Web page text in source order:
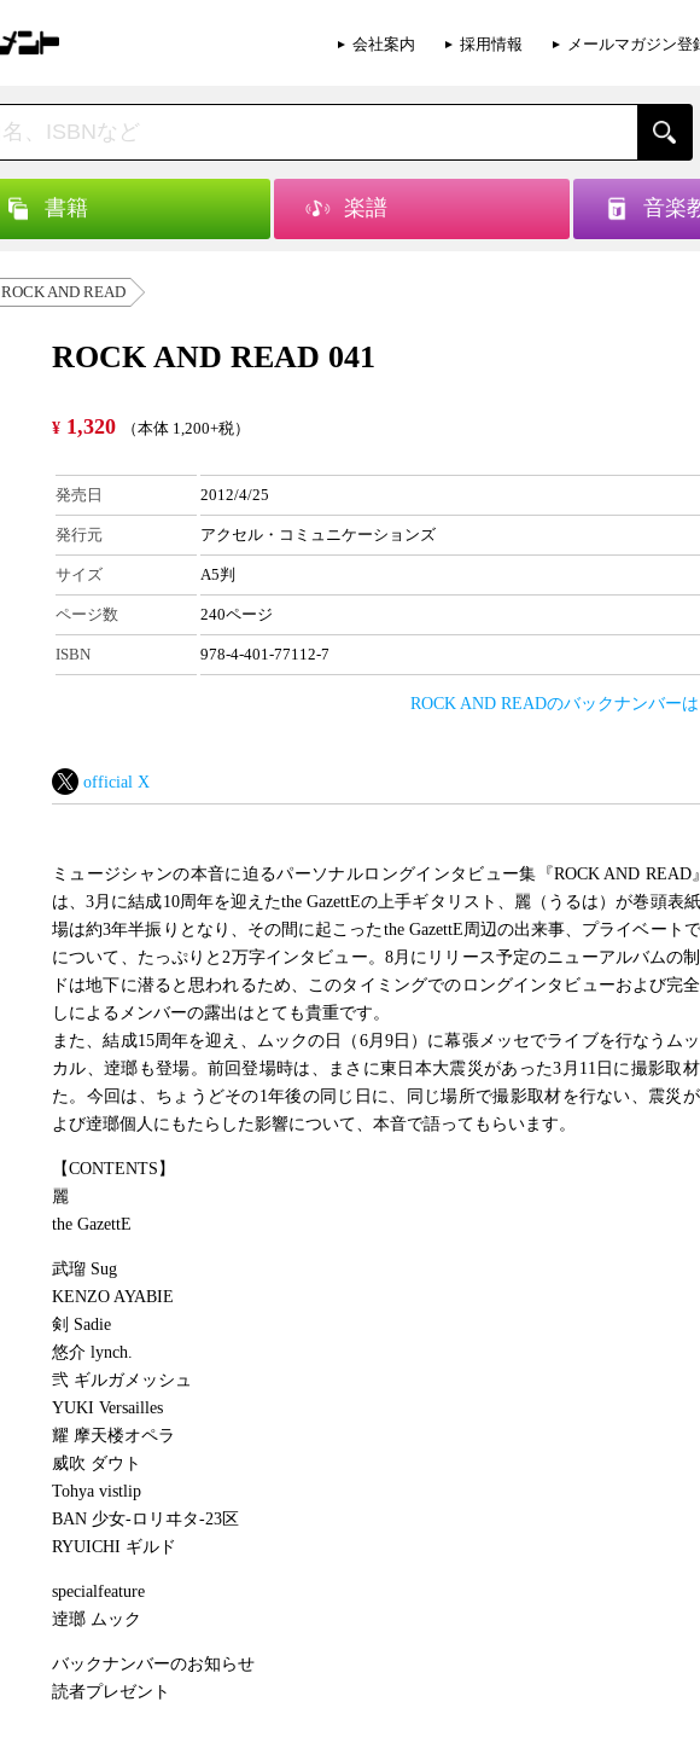
会社案内 採用情報 メールマガジン登
書籍 楽譜 音楽
ROCK AND READ
ROCK AND READ 041
¥ 1,320 （本体 1,200+税）
発売日 2012/4/25
発行元 アクセル・コミュニケーションズ
サイズ A5判
ページ数 240ページ
ISBN 978-4-401-77112-7
ROCK AND READのバックナンバー
official X
ミュージシャンの本音に迫るパーソナルロングインタビュー集『ROCK AND READ
は、3月に結成10周年を迎えたthe GazettEの上手ギタリスト、麗（うるは）が巻頭表
場は約3年半振りとなり、その間に起こったthe GazettE周辺の出来事、プライベート
について、たっぷりと2万字インタビュー。8月にリリース予定のニューアルバムの
ドは地下に潜ると思われるため、このタイミングでのロングインタビューおよび完
しによるメンバーの露出はとても貴重です。
また、結成15周年を迎え、ムックの日（6月9日）に幕張メッセでライブを行なうム
カル、逹瑯も登場。前回登場時は、まさに東日本大震災があった3月11日に撮影取
た。今回は、ちょうどその1年後の同じ日に、同じ場所で撮影取材を行ない、震災
よび逹瑯個人にもたらした影響について、本音で語ってもらいます。
【CONTENTS】
麗
the GazettE
武瑠 Sug
KENZO AYABIE
剣 Sadie
悠介 lynch.
弐 ギルガメッシュ
YUKI Versailles
耀 摩天楼オペラ
威吹 ダウト
Tohya vistlip
BAN 少女-ロリヰタ-23区
RYUICHI ギルド
specialfeature
逹瑯 ムック
バックナンバーのお知らせ
読者プレゼント